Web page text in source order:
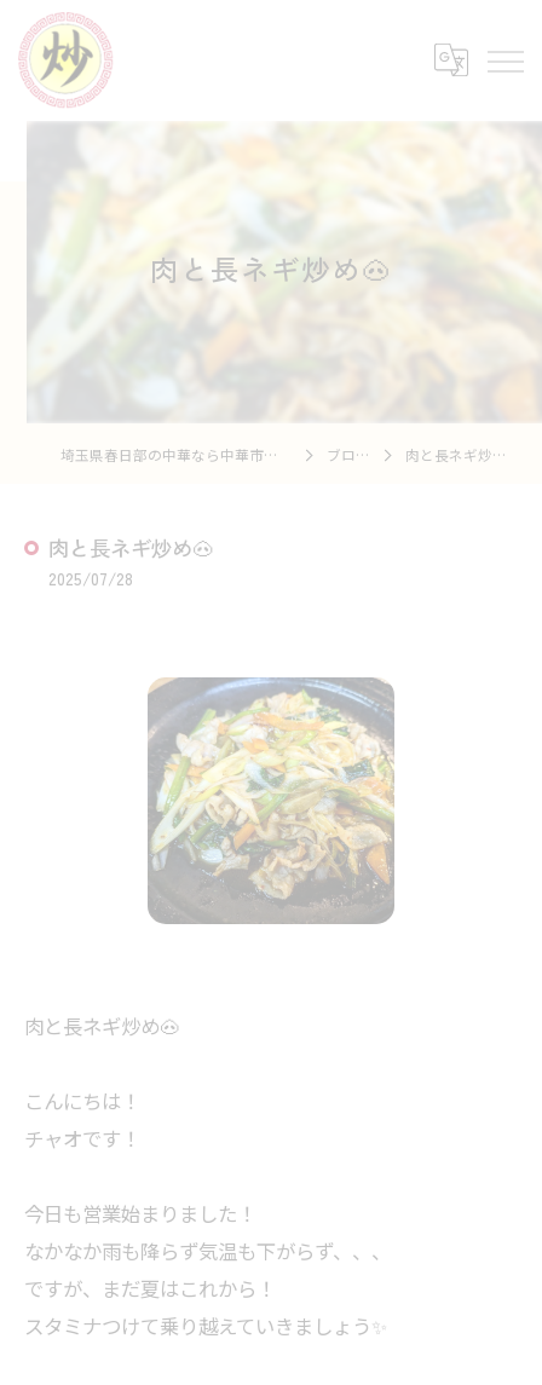
肉と長ネギ炒め🐽
埼玉県春日部の中華なら中華市場 炒 ブログ 肉と長ネギ炒め🐽
肉と長ネギ炒め🐽
2025/07/28
肉と長ネギ炒め🐽
こんにちは！
チャオです！
今日も営業始まりました！
なかなか雨も降らず気温も下がらず、、、
ですが、まだ夏はこれから！
スタミナつけて乗り越えていきましょう✨